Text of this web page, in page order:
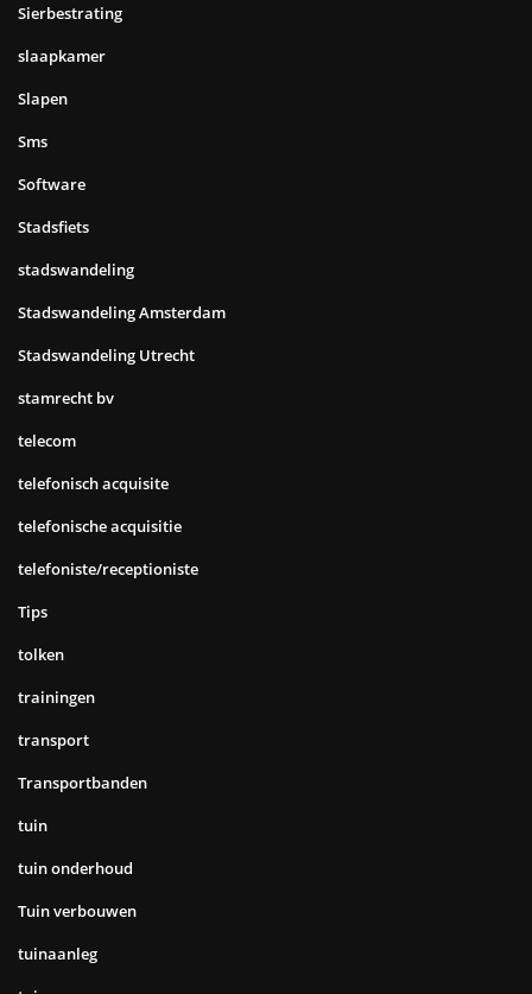
Sierbestrating
slaapkamer
Slapen
Sms
Software
Stadsfiets
stadswandeling
Stadswandeling Amsterdam
Stadswandeling Utrecht
stamrecht bv
telecom
telefonisch acquisite
telefonische acquisitie
telefoniste/receptioniste
Tips
tolken
trainingen
transport
Transportbanden
tuin
tuin onderhoud
Tuin verbouwen
tuinaanleg